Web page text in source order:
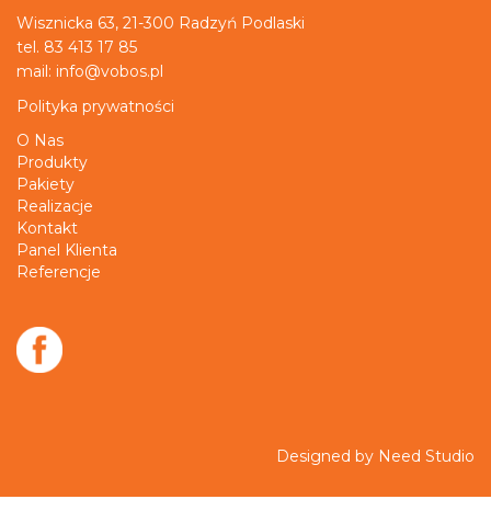
Wisznicka 63, 21-300 Radzyń Podlaski
tel. 83 413 17 85
mail: info@vobos.pl
Polityka prywatności
O Nas
Produkty
Pakiety
Realizacje
Kontakt
Panel Klienta
Referencje
Designed by Need Studio